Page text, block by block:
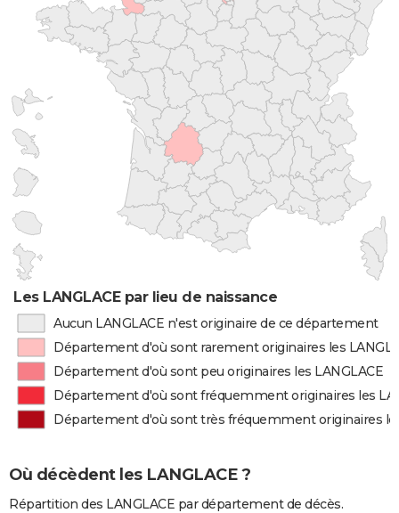
Les LANGLACE par lieu de naissance
Aucun LANGLACE n'est originaire de ce département
Département d'où sont rarement originaires les
Département d'où sont peu originaires les LANGLACE
Département d'où sont fréquemment originaires les
Département d'où sont très fréquemment originaires
Où décèdent les LANGLACE ?
Répartition des LANGLACE par département de décès.